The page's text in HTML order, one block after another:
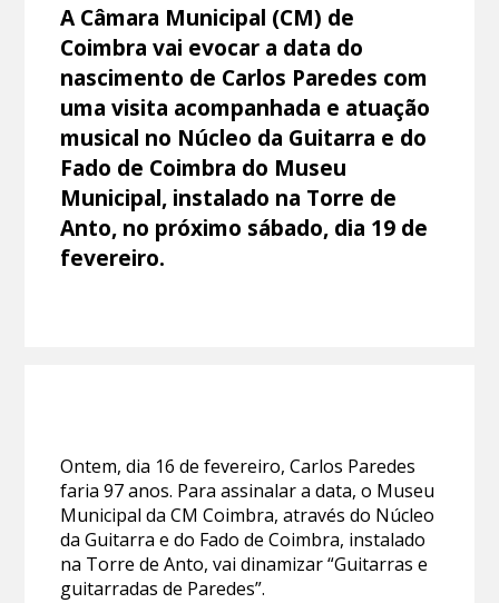
A Câmara Municipal (CM) de
Coimbra vai evocar a data do
nascimento de Carlos Paredes com
uma visita acompanhada e atuação
musical no Núcleo da Guitarra e do
Fado de Coimbra do Museu
Municipal, instalado na Torre de
Anto, no próximo sábado, dia 19 de
fevereiro.
Ontem, dia 16 de fevereiro, Carlos Paredes
faria 97 anos. Para assinalar a data, o Museu
Municipal da CM Coimbra, através do Núcleo
da Guitarra e do Fado de Coimbra, instalado
na Torre de Anto, vai dinamizar “Guitarras e
guitarradas de Paredes”.